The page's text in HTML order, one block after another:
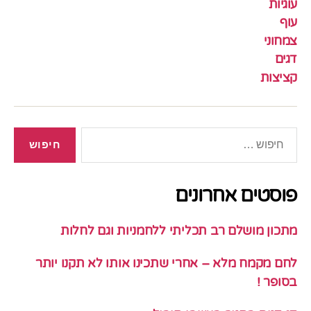
עוגיות
עוף
צמחוני
דגים
קציצות
פוסטים אחרונים
מתכון מושלם רב תכליתי ללחמניות וגם לחלות
לחם מקמח מלא – אחרי שתכינו אותו לא תקנו יותר
בסופר !